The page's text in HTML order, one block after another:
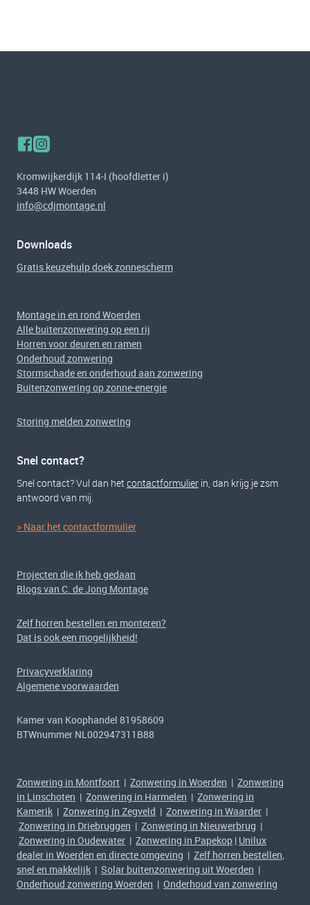
Kromwijkerdijk 114-I (hoofdletter i)
3448 HW Woerden
info@cdjmontage.nl
Downloads
Gratis keuzehulp doek zonnescherm
Montage in en rond Woerden
Alle buitenzonwering op een rij
Horren voor deuren en ramen
Onderhoud zonwering
Stormschade en onderhoud aan zonwering
Buitenzonwering op zonne-energie
Storing melden zonwering
Snel contact?
Snel contact? Vul dan hetcontactformulier in, dan krijg je zsm
antwoord van mij.
> Naar het contactformulier
Projecten die ik heb gedaan
Blogs van C. de Jong Montage
Zelf horren bestellen en monteren?
Dat is ook een mogelijkheid!
Privacyverklaring
Algemene voorwaarden
Kamer van Koophandel 81958609
BTWnummer NL002947311B88
Zonwering in Montfoort | Zonwering in Woerden | Zonwering
in Linschoten | Zonwering in Harmelen | Zonwering in
Kamerik | Zonwering in Zegveld | Zonwering in Waarder |
Zonwering in Driebruggen | Zonwering in Nieuwerbrug |
Zonwering in Oudewater | Zonwering in Papekop | Unilux
dealer in Woerden en directe omgeving | Zelf horren bestellen,
snel en makkelijk | Solar buitenzonwering uit Woerden |
Onderhoud zonwering Woerden | Onderhoud van zonwering